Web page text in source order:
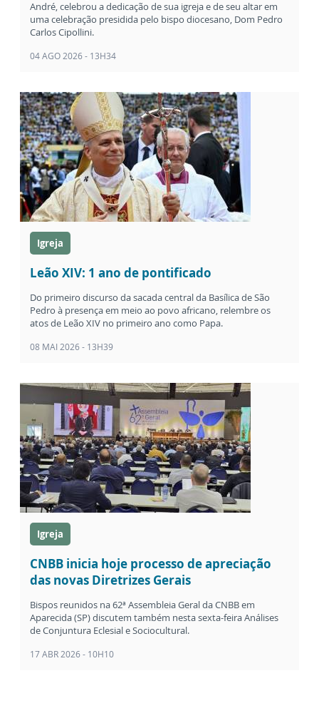
André, celebrou a dedicação de sua igreja e de seu altar em
uma celebração presidida pelo bispo diocesano, Dom Pedro
Carlos Cipollini.
04 AGO 2026 - 13H34
Igreja
Leão XIV: 1 ano de pontificado
Do primeiro discurso da sacada central da Basílica de São
Pedro à presença em meio ao povo africano, relembre os
atos de Leão XIV no primeiro ano como Papa.
08 MAI 2026 - 13H39
Igreja
CNBB inicia hoje processo de apreciação
das novas Diretrizes Gerais
Bispos reunidos na 62ª Assembleia Geral da CNBB em
Aparecida (SP) discutem também nesta sexta-feira Análises
de Conjuntura Eclesial e Sociocultural.
17 ABR 2026 - 10H10